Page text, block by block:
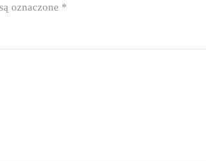
oznaczone *